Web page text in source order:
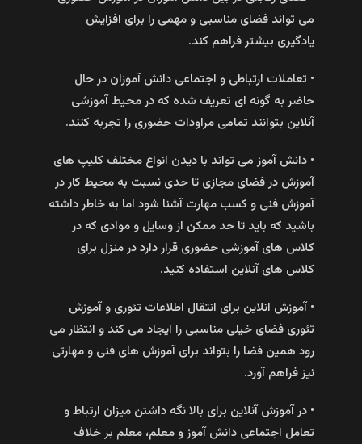
می تواند فضای مناسبی و مهمی را برای افزایش
یادگیری بیشتر فراهم کند.
• تعاملات ارتباطی و اجتماعی دانش آموزان در حال
حاضر به گونه ای تعریف شده که در محیط آموزشی
آنلاین بتوانند تمامی مراودات حضوری را تجربه کنند.
• دانش آموز می تواند با دیدن انواع مختلف کلیپ های
آموزش در فضای مجازی تا حدی نسبت به محیط کار در
آموزش فنی و کسب مهارت آشنا شود اما به خاطر داشته
باشید که باید تا حد ممکن از وسایل و موادی که در
کلاس های آموزشی حضوری قرار دارد در منزل برای
کلاس های آنلاین استفاده کنید.
• آموزش انلاین برای انتقال اطلاعات تئوری و آموزش
تئوری فضای خیلی مناسبی را ایجاد می کند و انتظار می
رود همین فضا را بتواند برای آموزش های فنی و مهارتی
نیز فراهم آورد.
• در آموزش آنلاین برای بالا نگه داشتن میزان ارتباط و
تعامل اجتماعی دانش آموز و معلم، معلم بر خلاف